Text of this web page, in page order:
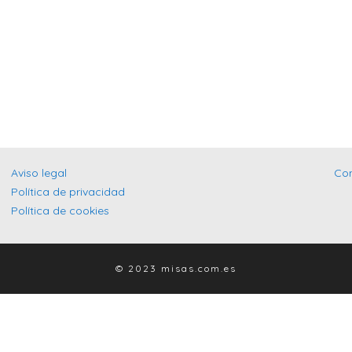
Aviso legal
Política de privacidad
Política de cookies
© 2023 misas.com.es